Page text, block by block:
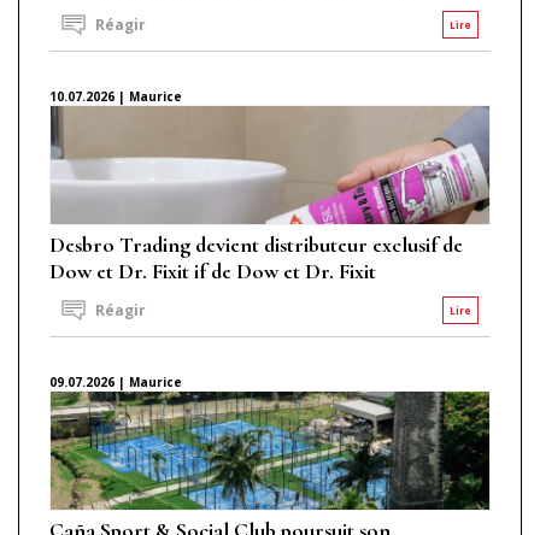
Lire
Réagir
10.07.2026 | Maurice
Desbro Trading devient distributeur exclusif de
Dow et Dr. Fixit if de Dow et Dr. Fixit
Lire
Réagir
09.07.2026 | Maurice